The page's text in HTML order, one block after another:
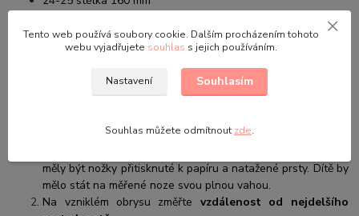
28-29 stélka 185 mm
také protiskluzová podrážku, která zajišťuje bezpečnost chůze. Na
sněhulkách ja také reflexní proužek.
Jak vybrat správnou velikost obuvi:
měly být nožky přitisknuté k papíru a natažené prsty. Dítě by
mělo stát na měřené noze svou plnou vahou.
Na vzniklém obrysu změřte vzdálenost od nejdelšího
Tento web používá soubory cookie. Dalším procházením tohoto
webu vyjadřujete souhlas s jejich používáním.
Nastavení Souhlasím
Souhlas můžete odmítnout zde.